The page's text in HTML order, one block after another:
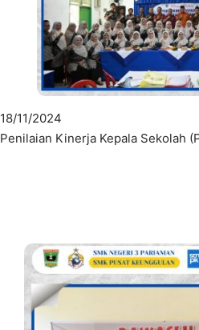
18/11/2024
Penilaian Kinerja Kepala Sekolah